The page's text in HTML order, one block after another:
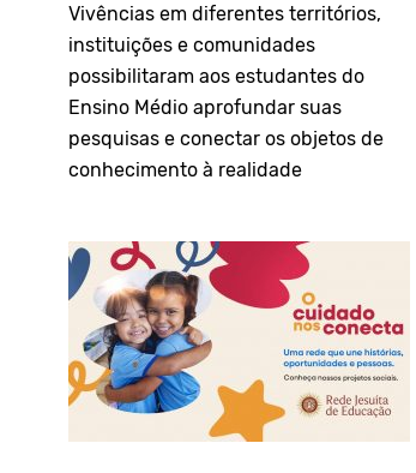
Vivências em diferentes territórios,
instituições e comunidades
possibilitaram aos estudantes do
Ensino Médio aprofundar suas
pesquisas e conectar os objetos de
conhecimento à realidade